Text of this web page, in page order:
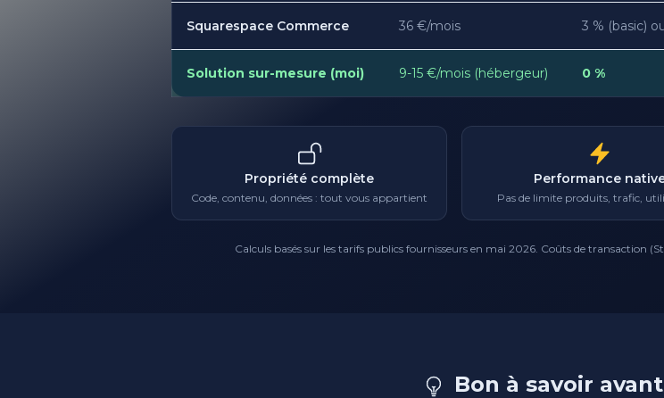
Squarespace Commerce 36 €/mois 3 % (basic)
Solution sur-mesure (moi) 9-15 €/mois (hébergeur) 0 %
Propriété complète
Code, contenu, données : tout vous appartient
Performance
Pas de limite produits, trafic,
Calculs basés sur les tarifs publics fournisseurs en mai 2026. Coûts de transaction
Bon à savoir